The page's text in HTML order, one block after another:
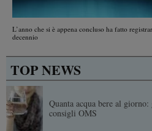
L’anno che si è appena concluso ha fatto
decennio
TOP NEWS
Quanta acqua bere al giorno:
consigli OMS